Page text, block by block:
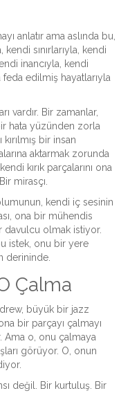
anlatır ama aslında bu,
sınırlarıyla, kendi
inancıyla, kendi
edilmiş hayatlarıyla
vardır. Bir zamanlar,
hata yüzünden zorla
bir insan
aktarmak zorunda
kırık parçalarını ona
mirasçı.
kendi iç sesinin
ona bir mühendis
davulcu olmak istiyor.
istek, onu bir yere
derininde.
Çalma
büyük bir jazz
bir parçayı çalmayı
Ama o, onu çalmaya
görüyor. O, onun
değil. Bir kurtuluş. Bir